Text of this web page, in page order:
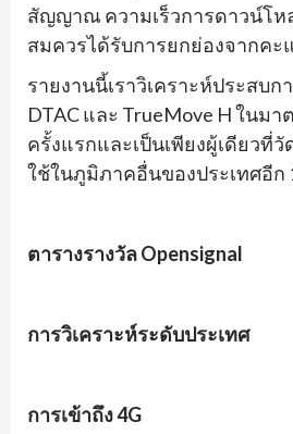
สัญญาณ ความเร็วการดาวน์โห
สมควรได้รับการยกย่องจากค
รายงานนี้เราวิเคราะห์ประสบ
DTAC และ TrueMove H ในม
ครั้งแรกและเป็นเพียงผู้เดียวที่
ใช้ในภูมิภาคอื่นของประเทศอีก
ตารางรางวัลOpensignal
การวิเคราะห์ระดับประเทศ
การเข้าถึง4G